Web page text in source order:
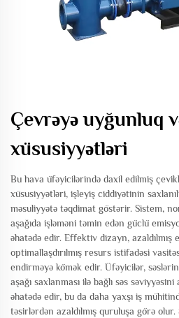
Çevrəyə uyğunluq
xüsusiyyətləri
Bu hava üfəyicilərində daxil edilmiş
xüsusiyyətləri, işleyiş ciddiyətinin
məsuliyyətə təqdimat göstərir. Sistem,
aşağıda işləməni təmin edən güclü
əhatədə edir. Effektiv dizayn, azaldılmış
optimallaşdırılmış resurs istifadəsi
endirməyə kömək edir. Üfəyicilər,
aşağı saxlanması ilə bağlı səs
əhatədə edir, bu da daha yaxşı iş
təsirlərdən azaldılmış quruluşa görə